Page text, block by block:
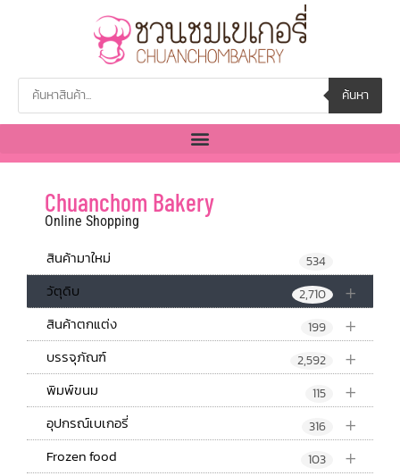
ค้นหา
Chuanchom Bakery
Online Shopping
สินค้ามาใหม่ 534
+
วัตุดิบ 2,710
+
สินค้าตกแต่ง 199
+
บรรจุภัณฑ์ 2,592
+
พิมพ์ขนม 115
+
อุปกรณ์เบเกอรี่ 316
+
Frozen food 103